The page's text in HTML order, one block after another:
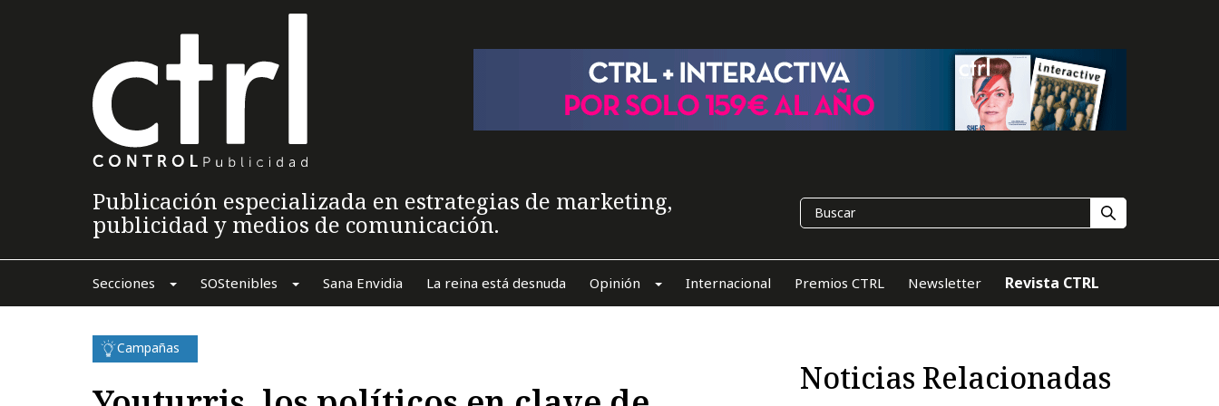
Publicación especializada en estrategias de marketing,
publicidad y medios de comunicación.
Secciones SOStenibles Sana Envidia La reina está desnuda Opinión Internacional Premios CTRL Newsletter Revista CTRL
Campañas
Noticias Relacionadas